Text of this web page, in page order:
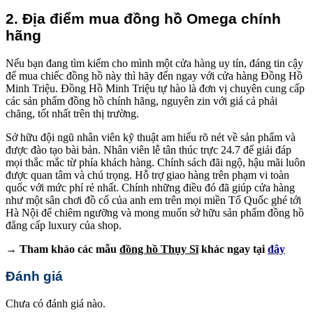
2. Địa điểm mua đồng hồ Omega chính
hãng
Nếu bạn đang tìm kiếm cho mình một cửa hàng uy tín, đáng tin cậy
để mua chiếc đồng hồ này thì hãy đến ngay với cửa hàng Đồng Hồ
Minh Triệu. Đồng Hồ Minh Triệu tự hào là đơn vị chuyên cung cấp
các sản phẩm đồng hồ chính hãng, nguyên zin với giá cả phải
chăng, tốt nhất trên thị trường.
Sở hữu đội ngũ nhân viên kỹ thuật am hiểu rõ nét về sản phẩm và
được đào tạo bài bản. Nhân viên lễ tân thúc trực 24.7 để giải đáp
mọi thắc mắc từ phía khách hàng. Chính sách đãi ngộ, hậu mãi luôn
được quan tâm và chú trọng. Hỗ trợ giao hàng trên phạm vi toàn
quốc với mức phí rẻ nhất. Chính những điều đó đã giúp cửa hàng
như một sân chơi đồ cổ của anh em trên mọi miền Tổ Quốc ghé tới
Hà Nội để chiêm ngưỡng và mong muốn sở hữu sản phẩm đồng hồ
đẳng cấp luxury của shop.
→ Tham khảo các mẫu đồng hồ Thụy Sĩkhác ngay tại đây
Đánh giá
Chưa có đánh giá nào.